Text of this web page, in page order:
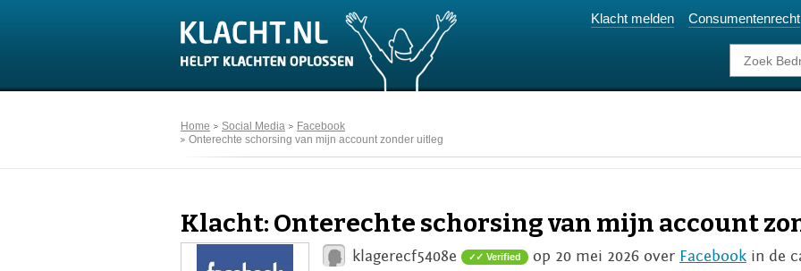
Klacht melden Consumentenrecht
Home Social Media
Facebook
Onterechte schorsing van mijn account zonder uitleg
Klacht: Onterechte schorsing van mijn account
klagerecf5408e ✓ Verified op 20 mei 2026 over Facebook in de